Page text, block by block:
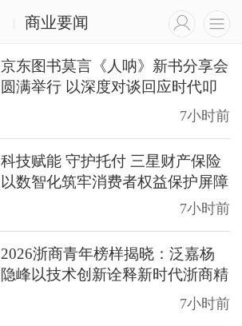
商业要闻
京东图书莫言《人呐》新书分享会
圆满举行 以深度对谈回应时代叩
7小时前
科技赋能 守护托付 三星财产保险
以数智化筑牢消费者权益保护屏障
7小时前
2026浙商青年榜样揭晓：泛嘉杨
隐峰以技术创新诠释新时代浙商精
7小时前